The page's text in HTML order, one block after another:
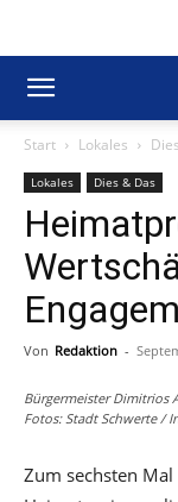
Start Lokales
Lokales Dies & Das
Von Redaktion -
Bürgermeister Dimitrios
Fotos: Stadt Schwerte /
Zum sechsten